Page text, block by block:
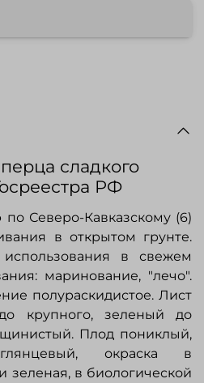
сладкого
РФ
Северо-Кавказскому (6)
в открытом грунте.
в свежем
маринование, "лечо".
полураскидистое. Лист
крупного, зеленый до
Плод пониклый,
окраска в
зеленая, в биологической